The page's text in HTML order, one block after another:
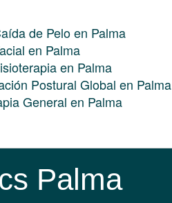
de Pelo en Palma
en Palma
en Palma
Postural Global en Palma
General en Palma
Palma